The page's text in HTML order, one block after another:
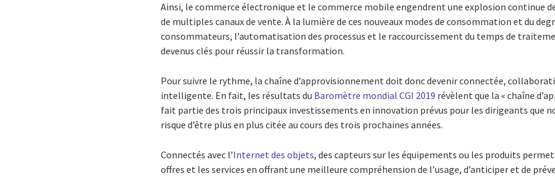
Ainsi, le commerce électronique et le commerce mobile engendrent une explosion continue
de multiples canaux de vente. À la lumière de ces nouveaux modes de consommation et du
consommateurs, l’automatisation des processus et le raccourcissement du temps de
devenus clés pour réussir la transformation.
Pour suivre le rythme, la chaîne d’approvisionnement doit donc devenir connectée,
intelligente. En fait, les résultats du Baromètre mondial CGI 2019 révèlent que la « chaîne
fait partie des trois principaux investissements en innovation prévus pour les dirigeants que
risque d’être plus en plus citée au cours des trois prochaines années.
Connectés avec l’Internet des objets, des capteurs sur les équipements ou les produits
offres et les services en offrant une meilleure compréhension de l’usage, d’anticiper et de